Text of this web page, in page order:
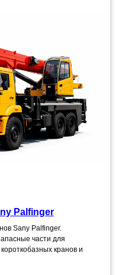
Palfinger
Sany Palfinger.
части для
кранов и